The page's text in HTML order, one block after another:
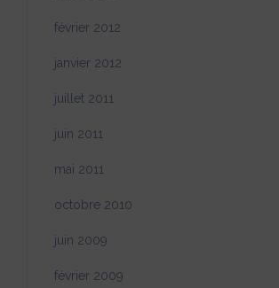
février 2012
janvier 2012
juillet 2011
juin 2011
mai 2011
octobre 2010
juin 2009
février 2009